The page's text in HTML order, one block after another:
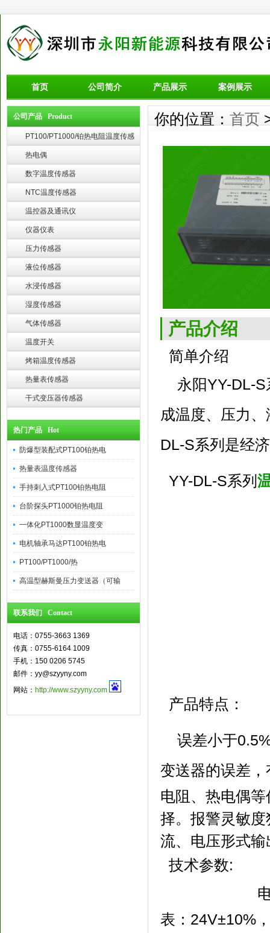
首页 公司简介 产品展示 案例展示
公司产品 Product
PT100/PT1000/铂热电阻温度传感
器
热电偶
数字温度传感器
NTC温度传感器
温控器及通讯仪
仪器仪表
压力传感器
液位传感器
水浸传感器
湿度传感器
气体传感器
温度开关
烤箱温度传感器
热量表传感器
干式变压器传感器
热门产品 Hot
防爆型装配式PT100铂热电
热量表温度传感器
手持刺入式PT100铂热电阻
台阶探头PT1000铂热电阻
一体化PT1000数显温度变
电机轴承马达PT100铂热电
PT100/PT1000/热
高温型赫斯曼压力变送器（可输
联系我们 Contact
电话：0755-3663 1369
传真：0755-6164 1009
手机：150 0206 5745
邮件：yy@szyyny.com
网站： http://www.szyyny.com
你的位置： 首页
产品介绍
简单介绍
永阳YY-DL-S
成温度、压力
DL-S系列是经
YY-DL-S系列
产品特点：
误差小于
变送器的误差
电阻、热电偶
择。报警灵敏
流、电压形式
技术参数:
电
表：24V±10%